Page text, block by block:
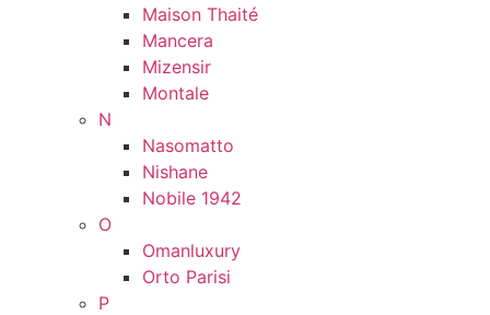
Maison Thaité
Mancera
Mizensir
Montale
N
Nasomatto
Nishane
Nobile 1942
O
Omanluxury
Orto Parisi
P